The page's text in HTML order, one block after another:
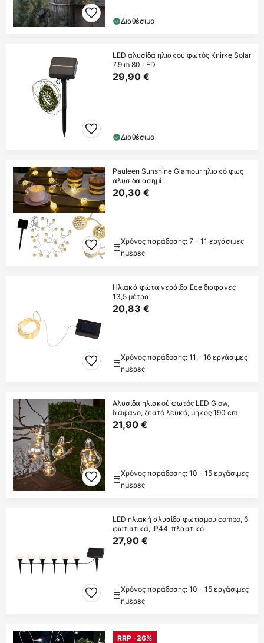
Διαθέσιμο
LED αλυσίδα ηλιακού φωτός Knirke Solar
7,9 m 80 LED
29,90 €
Διαθέσιμο
Pauleen Sunshine Glamour ηλιακό φως
αλυσίδα ασημί
20,30 €
Χρόνος παράδοσης: 7 - 11 εργάσιμες
ημέρες
Ηλιακά φώτα νεράιδα Ece διαφανές
13,5 μέτρα
20,83 €
Χρόνος παράδοσης: 11 - 16 εργάσιμες
ημέρες
Αλυσίδα ηλιακού φωτός LED Glow,
διάφανο, ζεστό λευκό, μήκος 190 cm
21,90 €
Χρόνος παράδοσης: 10 - 15 εργάσιμες
ημέρες
LED ηλιακή αλυσίδα φωτισμού combo, 6
φωτιστικά, IP44, πλαστικό
27,90 €
Χρόνος παράδοσης: 10 - 15 εργάσιμες
ημέρες
RRP -26%